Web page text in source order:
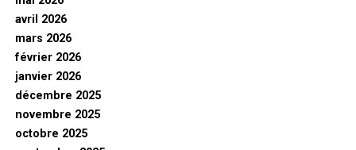
avril 2026
mars 2026
février 2026
janvier 2026
décembre 2025
novembre 2025
octobre 2025